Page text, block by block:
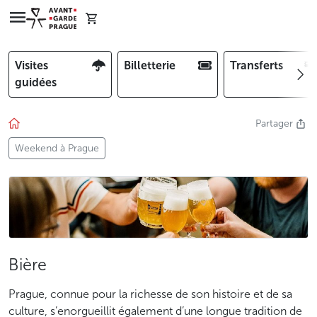
Visites
guidées
Billetterie Transferts
Weekend à Prague
Partager
Bière
Prague, connue pour la richesse de son histoire et de sa
culture, s’enorgueillit également d’une longue tradition de